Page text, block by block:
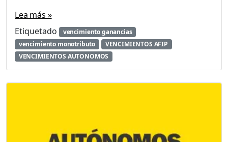
Lea más »
Etiquetado
vencimiento ganancias
vencimiento monotributo
VENCIMIENTOS AFIP
VENCIMIENTOS AUTONOMOS